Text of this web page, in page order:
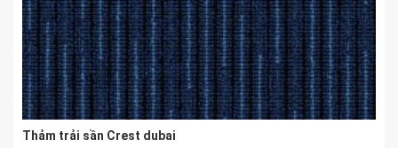
Thảm trải sần Crest dubai